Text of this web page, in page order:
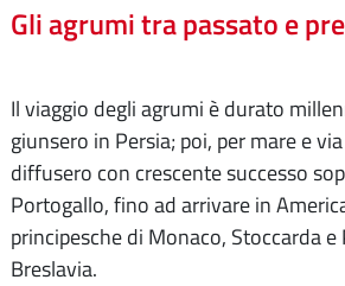
Gli agrumi tra passato e
Il viaggio degli agrumi è durato
giunsero in Persia; poi, per mare e
diffusero con crescente successo
Portogallo, fino ad arrivare in
principesche di Monaco, Stoccarda
Breslavia.